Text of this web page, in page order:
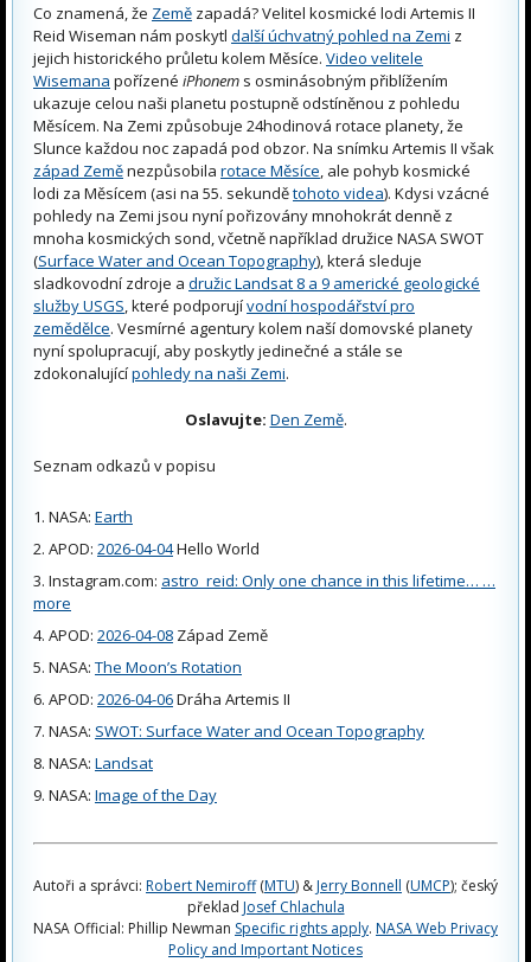
Co znamená, že Země zapadá? Velitel kosmické lodi Artemis II
Reid Wiseman nám poskytl další úchvatný pohled na Zemi z
jejich historického průletu kolem Měsíce. Video velitele
Wisemana pořízené iPhonem s osminásobným přiblížením
ukazuje celou naši planetu postupně odstíněnou z pohledu
Měsícem. Na Zemi způsobuje 24hodinová rotace planety, že
Slunce každou noc zapadá pod obzor. Na snímku Artemis II však
západ Zeměnezpůsobila rotace Měsíce, ale pohyb kosmické
lodi za Měsícem (asi na 55. sekundětohoto videa). Kdysi vzácné
pohledy na Zemi jsou nyní pořizovány mnohokrát denně z
mnoha kosmických sond, včetně například družice NASA SWOT
(Surface Water and Ocean Topography), která sleduje
sladkovodní zdroje a družic Landsat 8 a 9 americké geologické
služby USGS, které podporujívodní hospodářství pro
zemědělce. Vesmírné agentury kolem naší domovské planety
nyní spolupracují, aby poskytly jedinečné a stále se
zdokonalujícípohledy na naši Zemi.
Oslavujte: Den Země.
Seznam odkazů v popisu
NASA: Earth
APOD: 2026-04-04Hello World
Instagram.com: astro_reid: Only one chance in this lifetime… …
more
APOD: 2026-04-08 Západ Země
NASA: The Moon’s Rotation
APOD: 2026-04-06Dráha Artemis II
NASA: SWOT: Surface Water and Ocean Topography
NASA: Landsat
NASA: Image of the Day
Autoři a správci: Robert Nemiroff(MTU) &Jerry Bonnell (UMCP); český
překlad Josef Chlachula
NASA Official: Phillip Newman Specific rights apply. NASA Web Privacy
Policy and Important Notices